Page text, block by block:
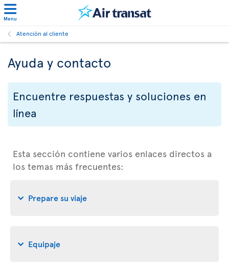
Menu
Atención al cliente
Ayuda y contacto
Encuentre respuestas y soluciones en
línea
Esta sección contiene varios enlaces directos a
los temas más frecuentes:
Prepare su viaje
Equipaje